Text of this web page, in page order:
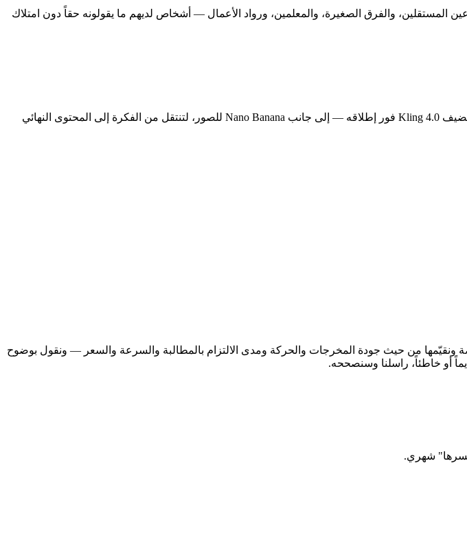
المستقلين، والفرق الصغيرة، والمعلمين، ورواد الأعمال — أشخاص لديهم ما يقولونه حقاً دون امتلاك
Kling 4.0 منصة متعددة النماذج لإنشاء الفيديو والصور. نجمع أقوى نماذج فيديو Kling المتاحة اليوم — ونضيف Kling 4.0 فور إطلاقه — إلى جانب Nano Banana للصور، لتنتقل من الفكرة إلى المحتوى النهائي
من حيث جودة المخرجات والحركة ومدى الالتزام بالمطالبة والسرعة والسعر — ونقول بوضوح
أو خاطئاً، راسلنا وسنصححه.
شهري.